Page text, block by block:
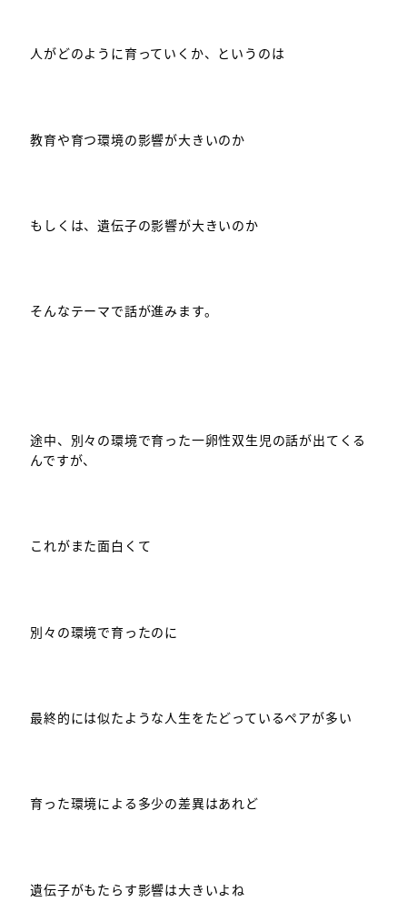
人がどのように育っていくか、というのは
教育や育つ環境の影響が大きいのか
もしくは、遺伝子の影響が大きいのか
そんなテーマで話が進みます。
途中、別々の環境で育った一卵性双生児の話が出てくる
んですが、
これがまた面白くて
別々の環境で育ったのに
最終的には似たような人生をたどっているペアが多い
育った環境による多少の差異はあれど
遺伝子がもたらす影響は大きいよね